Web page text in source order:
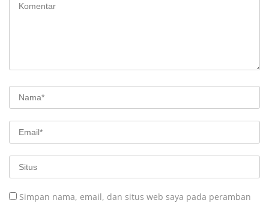
Simpan nama, email, dan situs web saya pada peramban